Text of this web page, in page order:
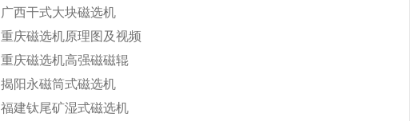
广西干式大块磁选机
重庆磁选机原理图及视频
重庆磁选机高强磁磁辊
揭阳永磁筒式磁选机
福建钛尾矿湿式磁选机